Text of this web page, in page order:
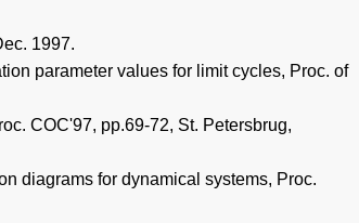
1997.
parameter values for limit cycles, Proc. of
COC'97, pp.69-72, St. Petersbrug,
diagrams for dynamical systems, Proc.